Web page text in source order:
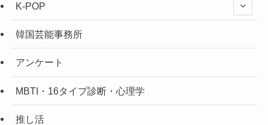
K-POP
韓国芸能事務所
アンケート
MBTI・16タイプ診断・心理学
推し活